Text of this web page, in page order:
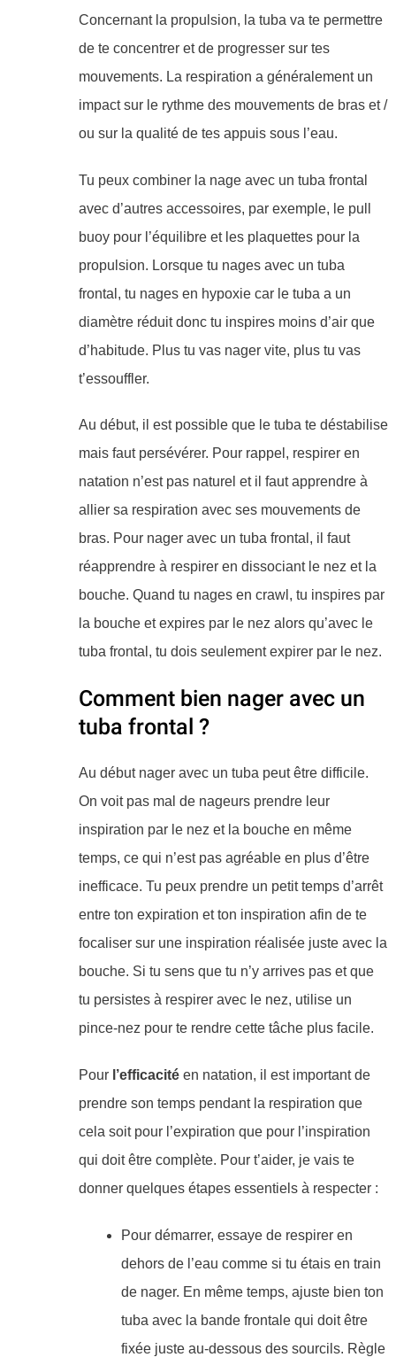
Concernant la propulsion, la tuba va te permettre
de te concentrer et de progresser sur tes
mouvements. La respiration a généralement un
impact sur le rythme des mouvements de bras et /
ou sur la qualité de tes appuis sous l’eau.
Tu peux combiner la nage avec un tuba frontal
avec d’autres accessoires, par exemple, le pull
buoy pour l’équilibre et les plaquettes pour la
propulsion. Lorsque tu nages avec un tuba
frontal, tu nages en hypoxie car le tuba a un
diamètre réduit donc tu inspires moins d’air que
d’habitude. Plus tu vas nager vite, plus tu vas
t’essouffler.
Au début, il est possible que le tuba te déstabilise
mais faut persévérer. Pour rappel, respirer en
natation n’est pas naturel et il faut apprendre à
allier sa respiration avec ses mouvements de
bras. Pour nager avec un tuba frontal, il faut
réapprendre à respirer en dissociant le nez et la
bouche. Quand tu nages en crawl, tu inspires par
la bouche et expires par le nez alors qu’avec le
tuba frontal, tu dois seulement expirer par le nez.
Comment bien nager avec un
tuba frontal ?
​Au début nager avec un tuba peut être difficile.
On voit pas mal de nageurs prendre leur
inspiration par le nez et la bouche en même
temps, ce qui n’est pas agréable en plus d’être
inefficace. Tu peux prendre un petit temps d’arrêt
entre ton expiration et ton inspiration afin de te
focaliser sur une inspiration réalisée juste avec la
bouche. Si tu sens que tu n’y arrives pas et que
tu persistes à respirer avec le nez, utilise un
pince-nez pour te rendre cette tâche plus facile.
Pour l’efficacitéen natation, il est important de
prendre son temps pendant la respiration que
cela soit pour l’expiration que pour l’inspiration
qui doit être complète. Pour t’aider, je vais te
donner quelques étapes essentiels à respecter :
Pour démarrer, essaye de respirer en
dehors de l’eau comme si tu étais en train
de nager. En même temps, ajuste bien ton
tuba avec la bande frontale qui doit être
fixée juste au-dessous des sourcils. Règle